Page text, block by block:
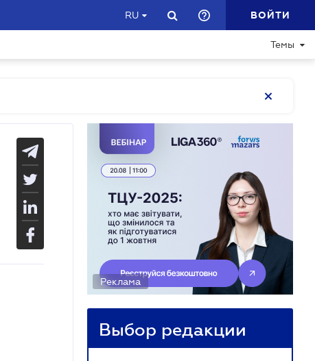
RU ВОЙТИ
Темы
Реклама
Выбор редакции